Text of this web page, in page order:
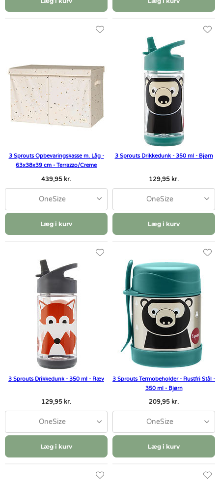
3 Sprouts Opbevaringskasse m. Låg -
63x38x39 cm - Terrazzo/Creme
439,95 kr.
OneSize
Læg i kurv
3 Sprouts Drikkedunk - 350 ml - Bjørn
129,95 kr.
OneSize
Læg i kurv
3 Sprouts Drikkedunk - 350 ml - Ræv
129,95 kr.
OneSize
Læg i kurv
3 Sprouts Termobeholder - Rustfri Stål -
350 ml - Bjørn
209,95 kr.
OneSize
Læg i kurv